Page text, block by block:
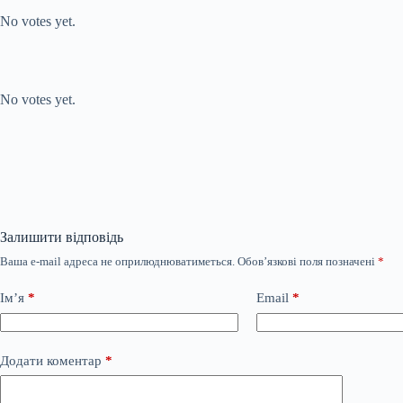
No votes yet.
No votes yet.
Залишити відповідь
Ваша e-mail адреса не оприлюднюватиметься. Обов’язкові поля позначені *
Ім’я * Email *
Додати коментар *